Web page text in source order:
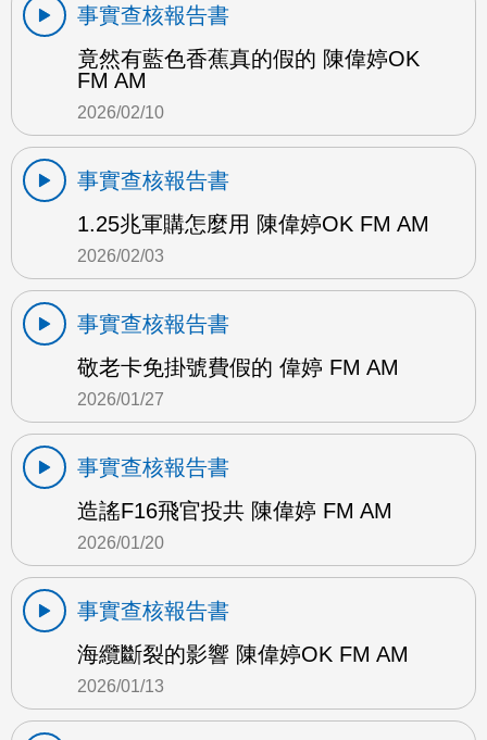
事實查核報告書
竟然有藍色香蕉真的假的 陳偉婷OK
FM AM
2026/02/10
事實查核報告書
1.25兆軍購怎麼用 陳偉婷OK FM AM
2026/02/03
事實查核報告書
敬老卡免掛號費假的 偉婷 FM AM
2026/01/27
事實查核報告書
造謠F16飛官投共 陳偉婷 FM AM
2026/01/20
事實查核報告書
海纜斷裂的影響 陳偉婷OK FM AM
2026/01/13